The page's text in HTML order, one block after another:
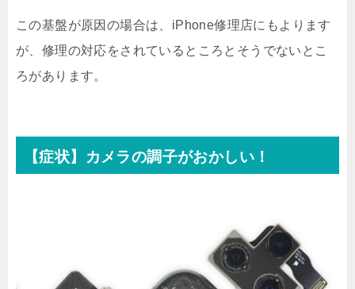
この基盤が原因の場合は、iPhone修理店にもよります
が、修理の対応をされているところとそうでないとこ
ろがあります。
【症状】カメラの調子がおかしい！